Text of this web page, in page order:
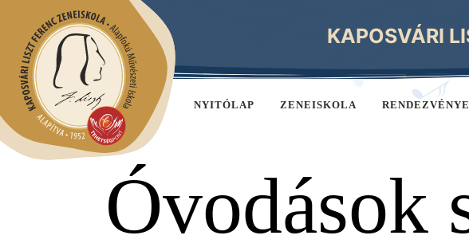
KAPOSVÁRI
NYITÓLAP ZENEISKOLA
Óvodások